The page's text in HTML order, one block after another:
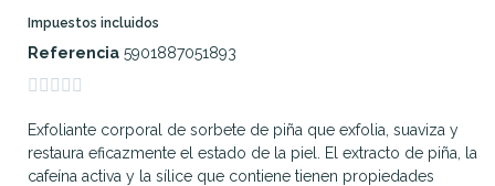
Impuestos incluidos
Referencia 5901887051893
    
Exfoliante corporal de sorbete de piña que exfolia, suaviza y
restaura eficazmente el estado de la piel. El extracto de piña, la
cafeína activa y la sílice que contiene tienen propiedades